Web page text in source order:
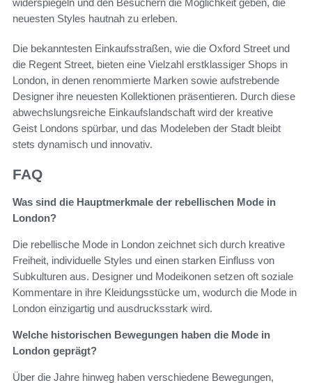
widerspiegeln und den Besuchern die Möglichkeit geben, die
neuesten Styles hautnah zu erleben.
Die bekanntesten Einkaufsstraßen, wie die Oxford Street und
die Regent Street, bieten eine Vielzahl erstklassiger Shops in
London, in denen renommierte Marken sowie aufstrebende
Designer ihre neuesten Kollektionen präsentieren. Durch diese
abwechslungsreiche Einkaufslandschaft wird der kreative
Geist Londons spürbar, und das Modeleben der Stadt bleibt
stets dynamisch und innovativ.
FAQ
Was sind die Hauptmerkmale der rebellischen Mode in
London?
Die rebellische Mode in London zeichnet sich durch kreative
Freiheit, individuelle Styles und einen starken Einfluss von
Subkulturen aus. Designer und Modeikonen setzen oft soziale
Kommentare in ihre Kleidungsstücke um, wodurch die Mode in
London einzigartig und ausdrucksstark wird.
Welche historischen Bewegungen haben die Mode in
London geprägt?
Über die Jahre hinweg haben verschiedene Bewegungen,